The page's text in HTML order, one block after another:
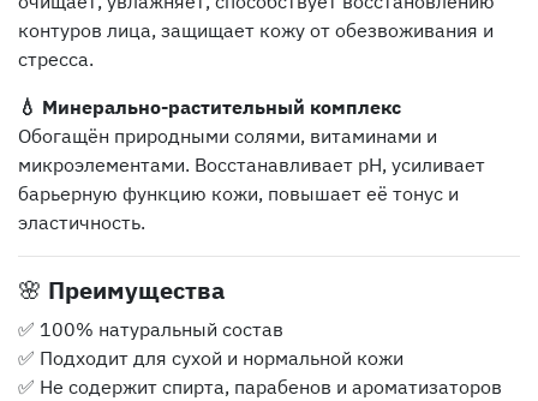
контуров лица, защищает кожу от обезвоживания и
стресса.
💧 Минерально-растительный комплекс
Обогащён природными солями, витаминами и
микроэлементами. Восстанавливает pH, усиливает
барьерную функцию кожи, повышает её тонус и
эластичность.
🌸 Преимущества
✅ 100% натуральный состав
✅ Подходит для сухой и нормальной кожи
✅ Не содержит спирта, парабенов и ароматизаторов